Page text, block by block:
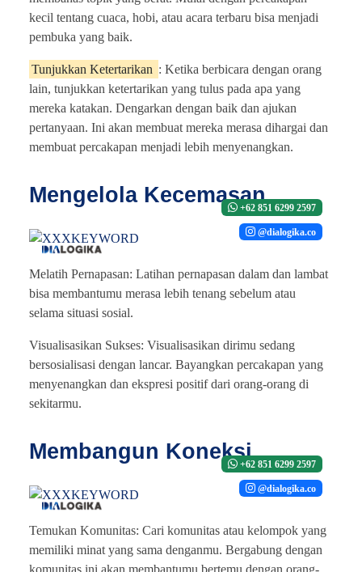
kecil tentang cuaca, hobi, atau acara terbaru bisa menjadi
pembuka yang baik.
Tunjukkan Ketertarikan : Ketika berbicara dengan orang
lain, tunjukkan ketertarikan yang tulus pada apa yang
mereka katakan. Dengarkan dengan baik dan ajukan
pertanyaan. Ini akan membuat mereka merasa dihargai dan
membuat percakapan menjadi lebih menyenangkan.
Mengelola Kecemasan
+62 851 6299 2597
@dialogika.co
Melatih Pernapasan: Latihan pernapasan dalam dan lambat
bisa membantumu merasa lebih tenang sebelum atau
selama situasi sosial.
Visualisasikan Sukses: Visualisasikan dirimu sedang
bersosialisasi dengan lancar. Bayangkan percakapan yang
menyenangkan dan ekspresi positif dari orang-orang di
sekitarmu.
Membangun Koneksi
+62 851 6299 2597
@dialogika.co
Temukan Komunitas: Cari komunitas atau kelompok yang
memiliki minat yang sama denganmu. Bergabung dengan
komunitas ini akan membantumu bertemu dengan orang-